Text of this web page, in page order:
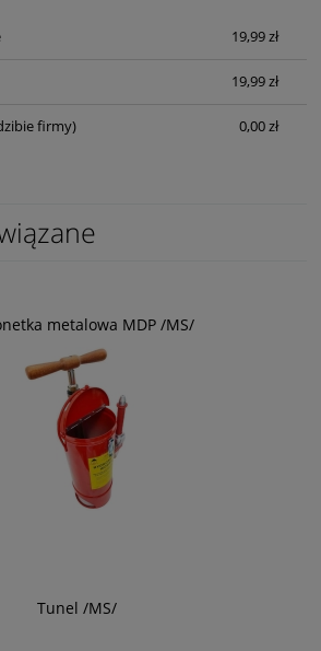
19,99 zł
19,99 zł
firmy) 0,00 zł
metalowa MDP /MS/
Tunel /MS/